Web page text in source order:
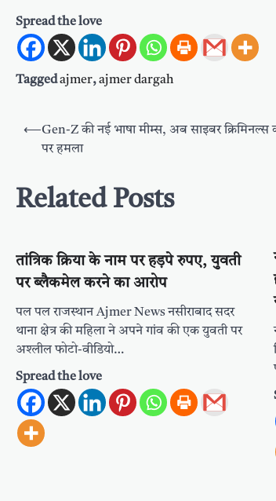
Spread the love
Taggedajmer,ajmer dargah
Post
navigation
⟵Gen-Z की नई भाषा मीम्स, अब साइबर क्रिमिनल्स
पर हमला
Related Posts
तांत्रिक क्रिया के नाम पर हड़पे रुपए, युवती
पर ब्लैकमेल करने का आरोप
पल पल राजस्थान Ajmer News नसीराबाद सदर
थाना क्षेत्र की महिला ने अपने गांव की एक युवती पर
अश्लील फोटो-वीडियो…
Spread the love